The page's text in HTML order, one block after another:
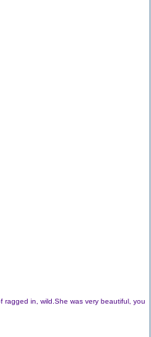
ragged in, wild.She was very beautiful, you